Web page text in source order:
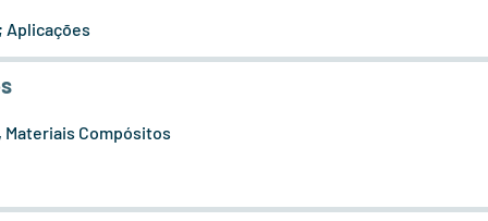
Aplicações
Compósitos